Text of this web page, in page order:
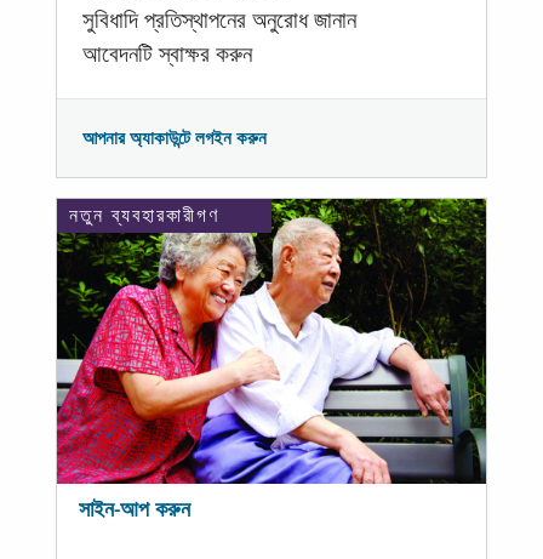
সুবিধাদি প্রতিস্থাপনের অনুরোধ জানান
আবেদনটি স্বাক্ষর করুন
আপনার অ্যাকাউন্টে লগইন করুন
নতুন ব্যবহারকারীগণ
সাইন-আপ করুন